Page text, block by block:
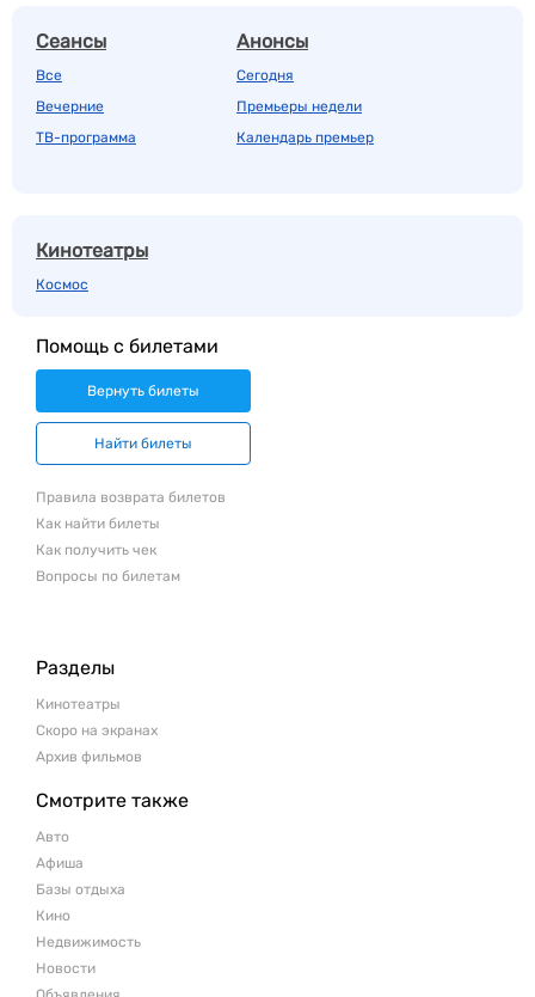
Сеансы
Все
Вечерние
ТВ-программа
Анонсы
Сегодня
Премьеры недели
Календарь премьер
Кинотеатры
Космос
Помощь с билетами
Вернуть билеты
Найти билеты
Правила возврата билетов
Как найти билеты
Как получить чек
Вопросы по билетам
Разделы
Кинотеатры
Скоро на экранах
Архив фильмов
Смотрите также
Авто
Афиша
Базы отдыха
Кино
Недвижимость
Новости